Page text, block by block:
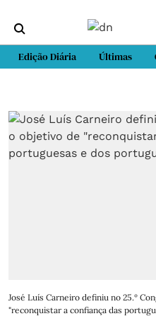
Edição Diária Últimas
José Luís Carneiro definiu no 25.º
"reconquistar a confiança das